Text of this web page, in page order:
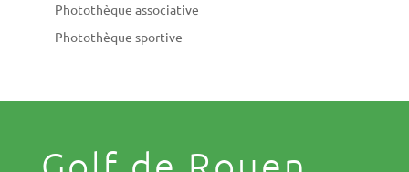
Photothèque associative
Photothèque sportive